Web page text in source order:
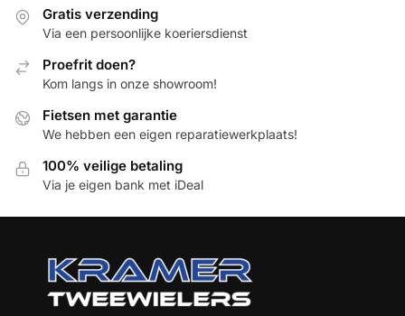
Gratis verzending
Via een persoonlijke koeriersdienst
Proefrit doen?
Kom langs in onze showroom!
Fietsen met garantie
We hebben een eigen reparatiewerkplaats!
100% veilige betaling
Via je eigen bank met iDeal